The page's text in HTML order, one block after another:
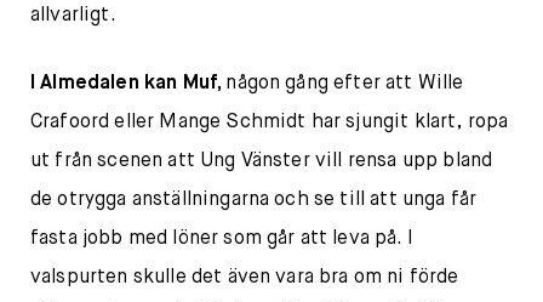
allvarligt.
I Almedalen kan Muf, någon gång efter att Wille
Crafoord eller Mange Schmidt har sjungit klart, ropa
ut från scenen att Ung Vänster vill rensa upp bland
de otrygga anställningarna och se till att unga får
fasta jobb med löner som går att leva på. I
valspurten skulle det även vara bra om ni förde